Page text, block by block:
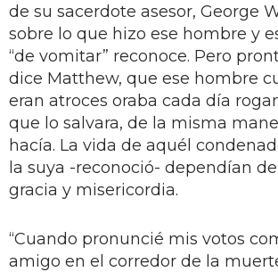
de su sacerdote asesor, George
sobre lo que hizo ese hombre y
“de vomitar” reconoce. Pero
dice Matthew, que ese hombre
eran atroces oraba cada día
que lo salvara, de la misma
hacía. La vida de aquél
la suya -reconoció- dependían
gracia y misericordia.
“Cuando pronuncié mis votos
amigo en el corredor de la